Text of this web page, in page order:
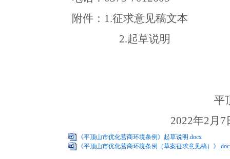
附件： 1.征求意见稿文本
2.起草说明
平
2022年2月 7
《平顶山市优化营商环境条例》起草说明.docx
《平顶山市优化营商环境条例（草案征求意见稿）》